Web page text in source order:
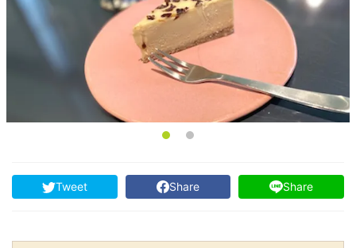
Tweet Share Share